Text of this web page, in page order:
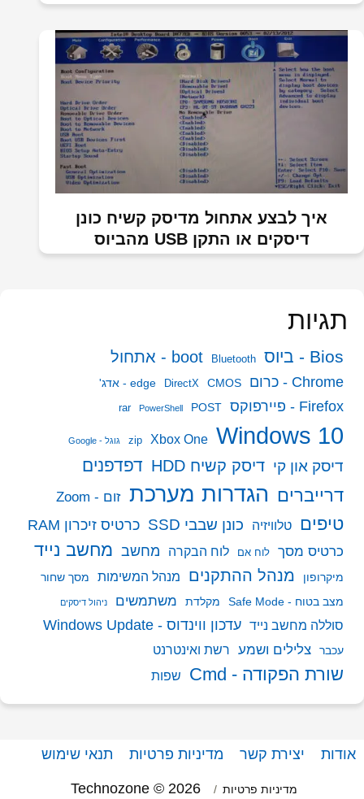
איך לבצע אתחול מדיסק קשיח כונן
דיסקים או התקן USB מהביוס
תגיות
Bios - ביוס Bluetooth boot - אתחול
Chrome - כרום CMOS
DirectX edge - אדג'
Firefox - פיירפוקס POST
PowerShell
rar
Windows 10
Xbox One
zip גוגל - Google
דיסק און קי דיסק קשיח HDD דפדפנים
דרייברים הגדרות מערכת זום - Zoom
טיפים טלוויזיה כונן שבבי SSD כרטיס זיכרון RAM
כרטיס מסך לוח אם לוח הבקרה מחשב מחשב נייד
מיקרופון מנהל ההתקנים מנהל המשימות
מסך שחור
מצב בטוח - Safe Mode
מקלדת משתמשים ניהול דיסקים
סוללה מחשב נייד עדכון ווינדוס - Windows Update
עכבר צלילים ושמע רשת ואינטרנט
שורת הפקודה - Cmd שפות
אודות יצירת קשר מדיניות פרטיות תנאי שימוש
מדיניות פרטיות Technozone © 2026